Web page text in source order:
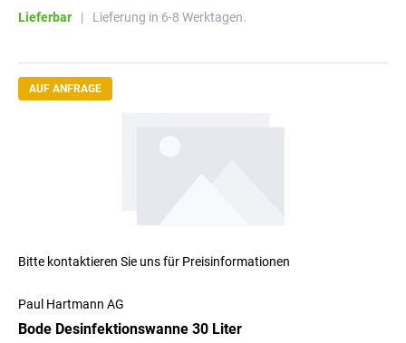
Lieferbar | Lieferung in 6-8 Werktagen.
AUF ANFRAGE
Bitte kontaktieren Sie uns für Preisinformationen
Paul Hartmann AG
Bode Desinfektionswanne 30 Liter